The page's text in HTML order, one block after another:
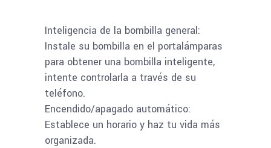
Inteligencia de la bombilla general:
Instale su bombilla en el portalámparas
para obtener una bombilla inteligente,
intente controlarla a través de su
teléfono.
Encendido/apagado automático:
Establece un horario y haz tu vida más
organizada.